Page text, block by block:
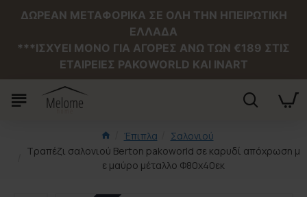
ΔΩΡΕΑΝ ΜΕΤΑΦΟΡΙΚΑ ΣΕ ΟΛΗ ΤΗΝ ΗΠΕΙΡΩΤΙΚΗ
ΕΛΛΑΔΑ
***ΙΣΧΥΕΙ MONO ΓΙΑ ΑΓΟΡΕΣ ΑΝΩ ΤΩΝ €189 ΣΤΙΣ
ΕΤΑΙΡΕΙΕΣ PAKOWORLD ΚΑΙ INART
Έπιπλα
Σαλονιού
Τραπέζι σαλονιού Berton pakoworld σε καρυδί απόχρωση μ
ε μαύρο μέταλλο Φ80x40εκ